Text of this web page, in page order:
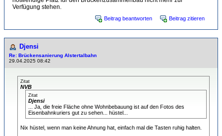
Verfügung stehen.
Beitrag beantworten Beitrag zitieren
Djensi
Re: Brückensanierung Alstertalbahn
29.04.2025 08:42
Zitat
NVB
Zitat
Djensi
... Ja, die freie Fläche ohne Wohnbebauung ist auf den Fotos des
Eisenbahnkuriers gut zu sehen... hüstel...
Nix hüstel, wenn man keine Ahnung hat, einfach mal die Tasten ruhig halten.